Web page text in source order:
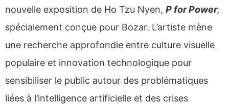
nouvelle exposition de Ho Tzu Nyen, P for Power,
spécialement conçue pour Bozar. L’artiste mène
une recherche approfondie entre culture visuelle
populaire et innovation technologique pour
sensibiliser le public autour des problématiques
liées à l’intelligence artificielle et des crises